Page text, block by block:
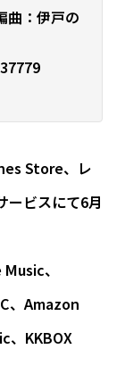
：伊戸の
Store、レ
ービスにて6月
、
、Amazon
、KKBOX